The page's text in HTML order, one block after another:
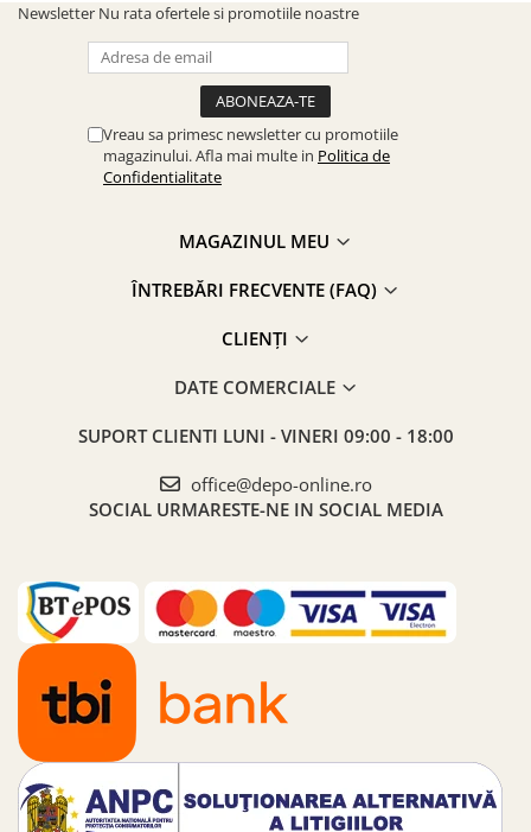
Newsletter Nu rata ofertele si promotiile noastre
Vreau sa primesc newsletter cu promotiile
magazinului. Afla mai multe in Politica de
Confidentialitate
MAGAZINUL MEU
ÎNTREBĂRI FRECVENTE (FAQ)
CLIENȚI
DATE COMERCIALE
SUPORT CLIENTI LUNI - VINERI 09:00 - 18:00
office@depo-online.ro
SOCIAL URMARESTE-NE IN SOCIAL MEDIA